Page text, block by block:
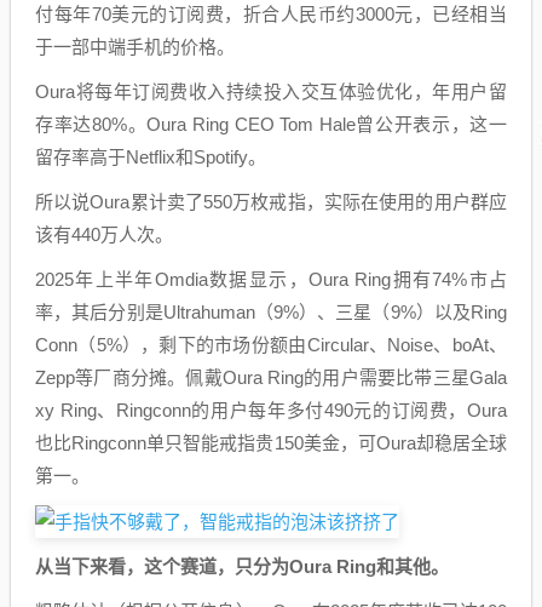
付每年70美元的订阅费，折合人民币约3000元，已经相当
于一部中端手机的价格。
Oura将每年订阅费收入持续投入交互体验优化，年用户留
存率达80%。Oura Ring CEO Tom Hale曾公开表示，这一
留存率高于Netflix和Spotify。
所以说Oura累计卖了550万枚戒指，实际在使用的用户群应
该有440万人次。
2025年上半年Omdia数据显示，Oura Ring拥有74%市占
率，其后分别是Ultrahuman（9%）、三星（9%）以及Ring
Conn（5%），剩下的市场份额由Circular、Noise、boAt、
Zepp等厂商分摊。佩戴Oura Ring的用户需要比带三星Gala
xy Ring、Ringconn的用户每年多付490元的订阅费，Oura
也比Ringconn单只智能戒指贵150美金，可Oura却稳居全球
第一。
从当下来看，这个赛道，只分为Oura Ring和其他。